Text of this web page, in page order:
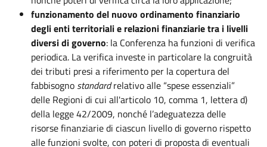
funzionamento del nuovo ordinamento finanziario
degli enti territoriali e relazioni finanziarie tra i livelli
diversi di governo: la Conferenza ha funzioni di verifica
periodica. La verifica investe in particolare la congruità
dei tributi presi a riferimento per la copertura del
fabbisogno standardrelativo alle “spese essenziali”
delle Regioni di cui all'articolo 10, comma 1, lettera d)
della legge 42/2009, nonché l’adeguatezza delle
risorse finanziarie di ciascun livello di governo rispetto
alle funzioni svolte, con poteri di proposta di eventuali